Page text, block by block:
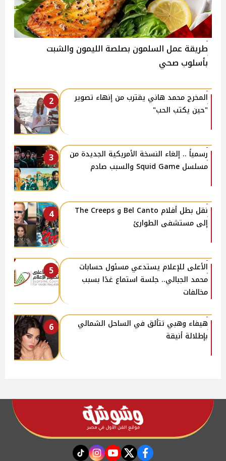
طريقة عمل السلمون بصلصة الليمون والشبت
بأسلوب صحي
2
المخرج محمد هاني يقترب من إنهاء تصوير
"حين يكتب الحب"
3
رسمياً .. إلغاء النسخة الأمريكية الجديدة من
مسلسل Squid Game والسبب صادم
4
نقل بطل أفلام Bel Canto و The Creeps
إلى مستشفى الطوارئ
5
الأعلى للإعلام يستدعي مسئول حسابات
محمد الجبالي.. جلسة استماع غدًا بسبب
مخالفات
6
هيفاء وهبي تتألق في الساحل الشمالي
بإطلالة أنيقة
facebook
twitter
youtube
instagram
tiktok